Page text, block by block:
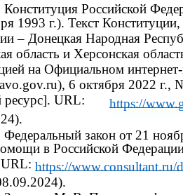
Конституция Российской
1993 г.). Текст
– Донецкая Народная
область и Херсонская
на Официальном
6 октября 2022
ресурс]. URL:
https://
Федеральный закон от 21
в Российской
https://www.consultant.ru/